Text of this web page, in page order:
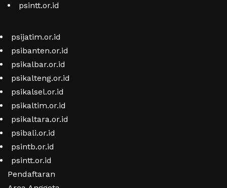
psintt.or.id
psijatim.or.id
psibanten.or.id
psikalbar.or.id
psikalteng.or.id
psikalsel.or.id
psikaltim.or.id
psikaltara.or.id
psibali.or.id
psintb.or.id
psintt.or.id
Pendaftaran